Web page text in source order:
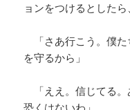
ョンをつけるとしたら
「さあ行こう。僕た
を守るから」
「ええ。信じてる。